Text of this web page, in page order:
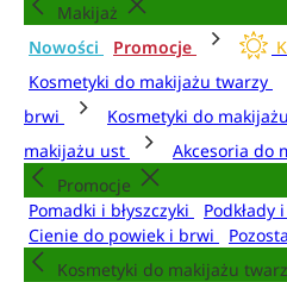
Makijaż
Nowości
Promocje
Kosmetyki do makijażu twarzy
brwi
Kosmetyki do
makijażu ust
Akcesoria do
Promocje
Pomadki i błyszczyki
Podkłady
Cienie do powiek i brwi
Kosmetyki do makijażu